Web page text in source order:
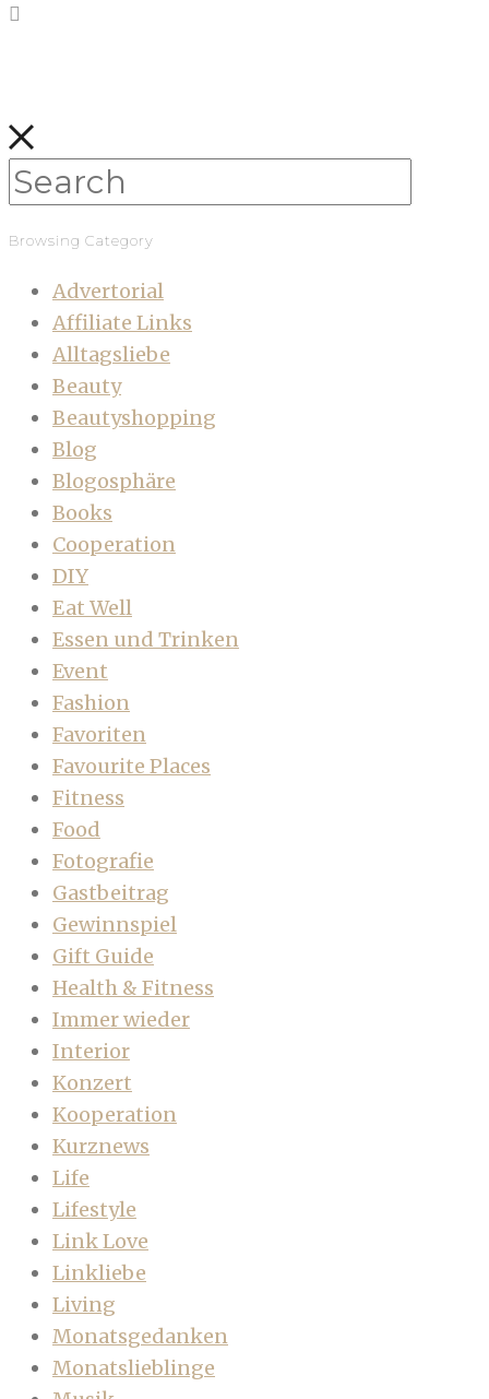
Browsing Category
Advertorial
Affiliate Links
Alltagsliebe
Beauty
Beautyshopping
Blog
Blogosphäre
Books
Cooperation
DIY
Eat Well
Essen und Trinken
Event
Fashion
Favoriten
Favourite Places
Fitness
Food
Fotografie
Gastbeitrag
Gewinnspiel
Gift Guide
Health & Fitness
Immer wieder
Interior
Konzert
Kooperation
Kurznews
Life
Lifestyle
Link Love
Linkliebe
Living
Monatsgedanken
Monatslieblinge